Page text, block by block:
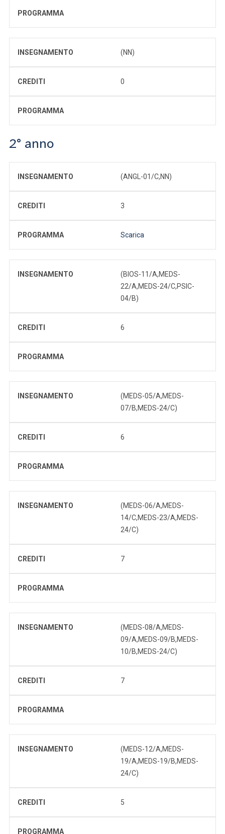
PROGRAMMA
INSEGNAMENTO (NN)
CREDITI 0
PROGRAMMA
2° anno
INSEGNAMENTO (ANGL-01/C,NN)
CREDITI 3
PROGRAMMA Scarica
INSEGNAMENTO
(BIOS-11/A,MEDS-
22/A,MEDS-24/C,PSIC-
04/B)
CREDITI 6
PROGRAMMA
INSEGNAMENTO
(MEDS-05/A,MEDS-
07/B,MEDS-24/C)
CREDITI 6
PROGRAMMA
INSEGNAMENTO
(MEDS-06/A,MEDS-
14/C,MEDS-23/A,MEDS-
24/C)
CREDITI 7
PROGRAMMA
INSEGNAMENTO
(MEDS-08/A,MEDS-
09/A,MEDS-09/B,MEDS-
10/B,MEDS-24/C)
CREDITI 7
PROGRAMMA
INSEGNAMENTO
(MEDS-12/A,MEDS-
19/A,MEDS-19/B,MEDS-
24/C)
CREDITI 5
PROGRAMMA